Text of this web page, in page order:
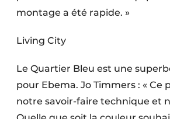
montage a été rapide. »
Living City
Le Quartier Bleu est une
pour Ebema. Jo Timmers : «
notre savoir-faire technique et